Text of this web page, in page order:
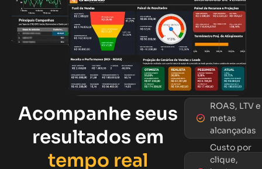
Acompanhe seus
resultados em
tempo real
ROAS, LTV e
metas
alcançadas
Custo por
clique,